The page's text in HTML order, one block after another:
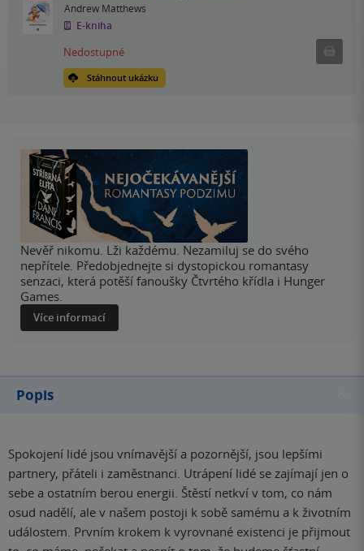
Andrew Matthews
E-kniha
Stáhnout ukázku
Nedostupné
Nevěř nikomu. Lži každému. Nezamiluj se do svého
nepřítele. Předobjednejte si dystopickou romantasy
senzaci, která potěší fanoušky Čtvrtého křídla i Hunger
Games.
Více informací
Popis
Spokojení lidé jsou vnímavější a pozornější, jsou lepšími
partnery, přáteli i zaměstnanci. Utrápení lidé se zajímají jen o
sebe a ostatním berou energii. Štěstí netkví v tom, co nám
osud nadělí, ale v našem postoji k sobě samému a k životním
událostem. Prvním krokem k vyrovnané existenci je přijmout